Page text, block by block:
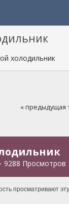
холодильник
« предыдущая
9288 Просмотров
просматривают